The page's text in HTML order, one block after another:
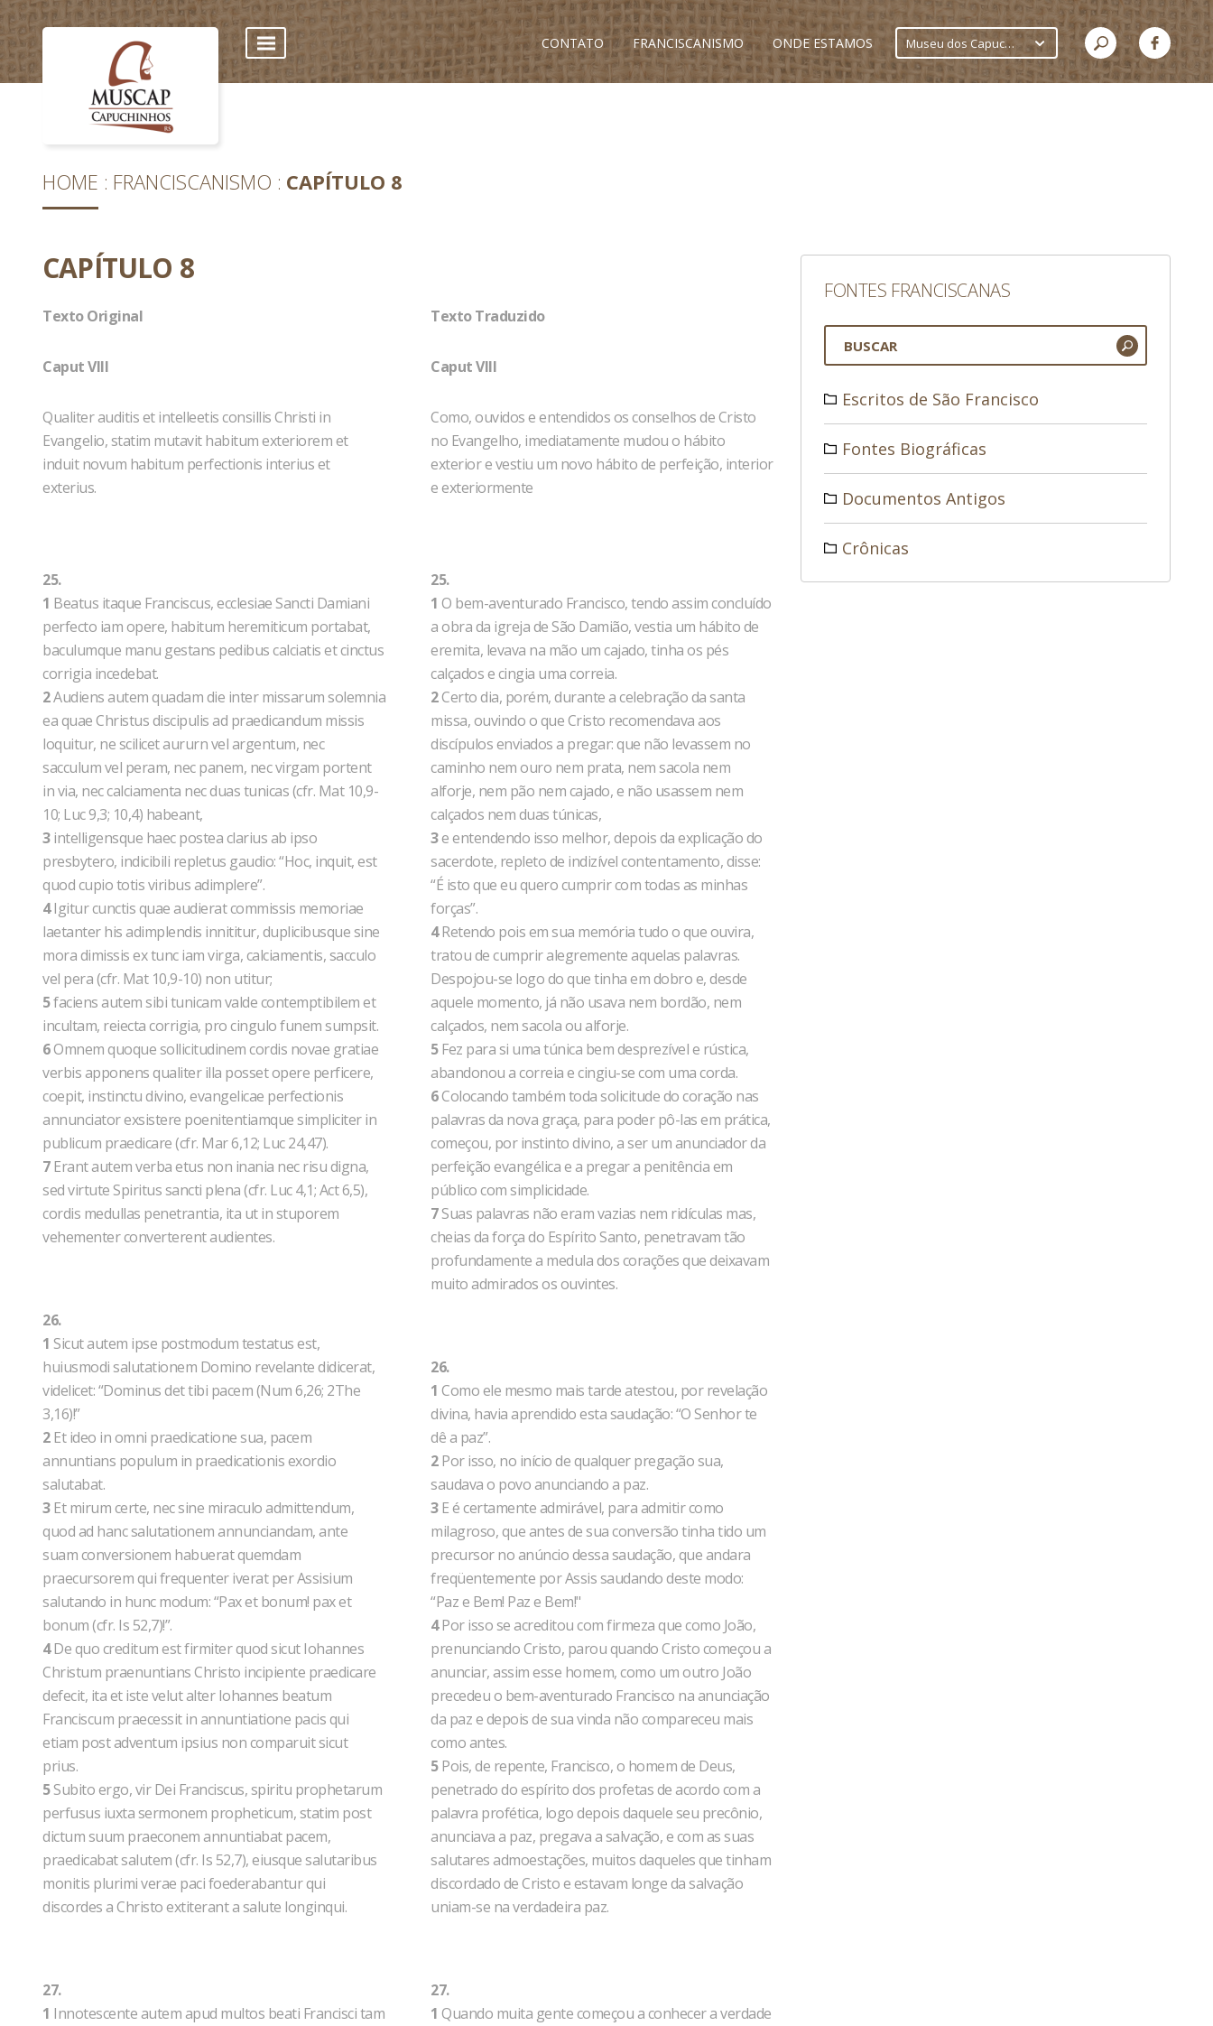
CONTATO FRANCISCANISMO ONDE ESTAMOS Museu dos Capuchinhos
HOME FRANCISCANISMO CAPÍTULO 8
CAPÍTULO 8
Texto Original
Caput VIII
Qualiter auditis et intelleetis consillis Christi in
Evangelio, statim mutavit habitum exteriorem et
induit novum habitum perfectionis interius et
exterius.
25.
1 Beatus itaque Franciscus, ecclesiae Sancti Damiani
perfecto iam opere, habitum heremiticum portabat,
baculumque manu gestans pedibus calciatis et cinctus
corrigia incedebat.
2Audiens autem quadam die inter missarum solemnia
ea quae Christus discipulis ad praedicandum missis
loquitur, ne scilicet aururn vel argentum, nec
sacculum vel peram, nec panem, nec virgam portent
in via, nec calciamenta nec duas tunicas (cfr. Mat 10,9-
10; Luc 9,3; 10,4) habeant,
3intelligensque haec postea clarius ab ipso
presbytero, indicibili repletus gaudio: “Hoc, inquit, est
quod cupio totis viribus adimplere”.
4Igitur cunctis quae audierat commissis memoriae
laetanter his adimplendis innititur, duplicibusque sine
mora dimissis ex tunc iam virga, calciamentis, sacculo
vel pera (cfr. Mat 10,9-10) non utitur;
5faciens autem sibi tunicam valde contemptibilem et
incultam, reiecta corrigia, pro cingulo funem sumpsit.
6Omnem quoque sollicitudinem cordis novae gratiae
verbis apponens qualiter illa posset opere perficere,
coepit, instinctu divino, evangelicae perfectionis
annunciator exsistere poenitentiamque simpliciter in
publicum praedicare (cfr. Mar 6,12; Luc 24,47).
7Erant autem verba etus non inania nec risu digna,
sed virtute Spiritus sancti plena (cfr. Luc 4,1; Act 6,5),
cordis medullas penetrantia, ita ut in stuporem
vehementer converterent audientes.
26.
1 Sicut autem ipse postmodum testatus est,
huiusmodi salutationem Domino revelante didicerat,
videlicet: “Dominus det tibi pacem (Num 6,26; 2The
3,16)!”
2Et ideo in omni praedicatione sua, pacem
annuntians populum in praedicationis exordio
salutabat.
3Et mirum certe, nec sine miraculo admittendum,
quod ad hanc salutationem annunciandam, ante
suam conversionem habuerat quemdam
praecursorem qui frequenter iverat per Assisium
salutando in hunc modum: “Pax et bonum! pax et
bonum (cfr. Is 52,7)!”.
4De quo creditum est firmiter quod sicut Iohannes
Christum praenuntians Christo incipiente praedicare
defecit, ita et iste velut alter Iohannes beatum
Franciscum praecessit in annuntiatione pacis qui
etiam post adventum ipsius non comparuit sicut
prius.
5Subito ergo, vir Dei Franciscus, spiritu prophetarum
perfusus iuxta sermonem propheticum, statim post
dictum suum praeconem annuntiabat pacem,
praedicabat salutem (cfr. Is 52,7), eiusque salutaribus
monitis plurimi verae paci foederabantur qui
discordes a Christo extiterant a salute longinqui.
27.
1 Innotescente autem apud multos beati Francisci tam
Texto Traduzido
Caput VIII
Como, ouvidos e entendidos os conselhos de Cristo
no Evangelho, imediatamente mudou o hábito
exterior e vestiu um novo hábito de perfeição, interior
e exteriormente
25.
1 O bem-aventurado Francisco, tendo assim concluído
a obra da igreja de São Damião, vestia um hábito de
eremita, levava na mão um cajado, tinha os pés
calçados e cingia uma correia.
2Certo dia, porém, durante a celebração da santa
missa, ouvindo o que Cristo recomendava aos
discípulos enviados a pregar: que não levassem no
caminho nem ouro nem prata, nem sacola nem
alforje, nem pão nem cajado, e não usassem nem
calçados nem duas túnicas,
3e entendendo isso melhor, depois da explicação do
sacerdote, repleto de indizível contentamento, disse:
“É isto que eu quero cumprir com todas as minhas
forças”.
4Retendo pois em sua memória tudo o que ouvira,
tratou de cumprir alegremente aquelas palavras.
Despojou-se logo do que tinha em dobro e, desde
aquele momento, já não usava nem bordão, nem
calçados, nem sacola ou alforje.
5Fez para si uma túnica bem desprezível e rústica,
abandonou a correia e cingiu-se com uma corda.
6Colocando também toda solicitude do coração nas
palavras da nova graça, para poder pô-las em prática,
começou, por instinto divino, a ser um anunciador da
perfeição evangélica e a pregar a penitência em
público com simplicidade.
7Suas palavras não eram vazias nem ridículas mas,
cheias da força do Espírito Santo, penetravam tão
profundamente a medula dos corações que deixavam
muito admirados os ouvintes.
26.
1 Como ele mesmo mais tarde atestou, por revelação
divina, havia aprendido esta saudação: “O Senhor te
dê a paz”.
2Por isso, no início de qualquer pregação sua,
saudava o povo anunciando a paz.
3E é certamente admirável, para admitir como
milagroso, que antes de sua conversão tinha tido um
precursor no anúncio dessa saudação, que andara
freqüentemente por Assis saudando deste modo:
“Paz e Bem! Paz e Bem!"
4Por isso se acreditou com firmeza que como João,
prenunciando Cristo, parou quando Cristo começou a
anunciar, assim esse homem, como um outro João
precedeu o bem-aventurado Francisco na anunciação
da paz e depois de sua vinda não compareceu mais
como antes.
5Pois, de repente, Francisco, o homem de Deus,
penetrado do espírito dos profetas de acordo com a
palavra profética, logo depois daquele seu precônio,
anunciava a paz, pregava a salvação, e com as suas
salutares admoestações, muitos daqueles que tinham
discordado de Cristo e estavam longe da salvação
uniam-se na verdadeira paz.
27.
1 Quando muita gente começou a conhecer a verdade
FONTES FRANCISCANAS
Escritos de São Francisco
Fontes Biográficas
Documentos Antigos
Crônicas